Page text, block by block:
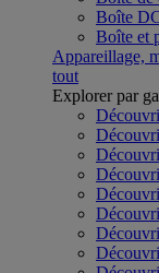
Boîte
Boîte et
Appareillage,
tout
Explorer par